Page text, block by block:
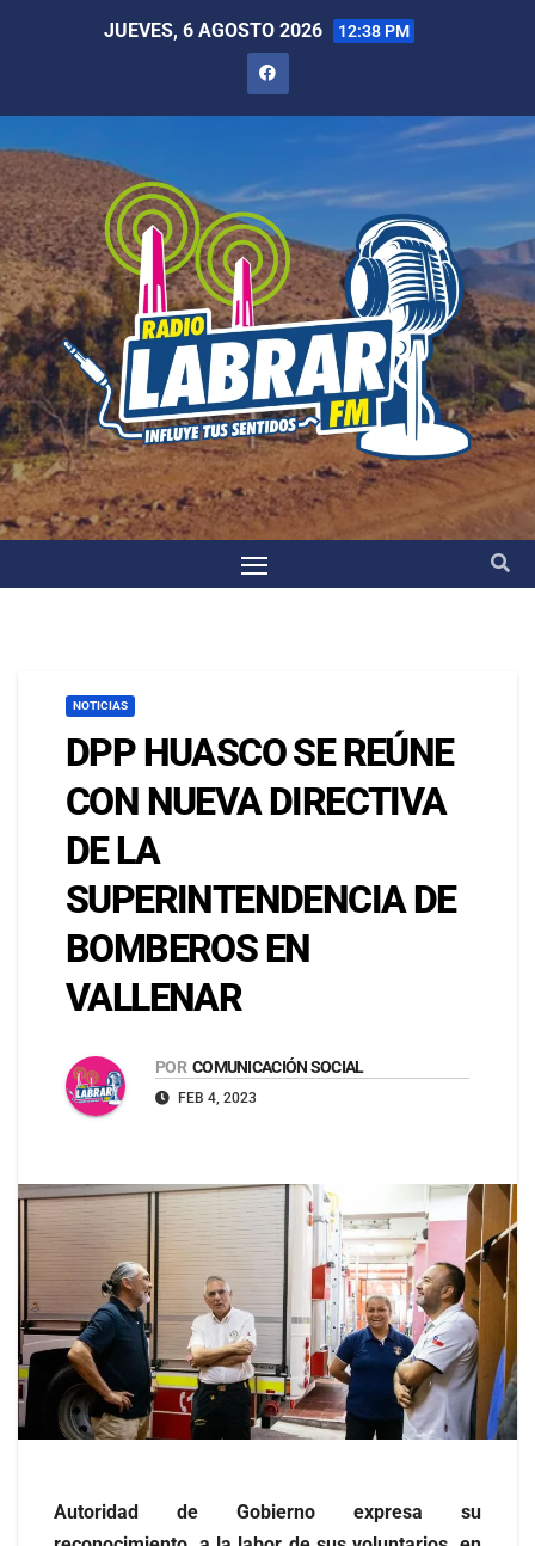
JUEVES, 6 AGOSTO 2026 12:38 PM
NOTICIAS
DPP HUASCO SE REÚNE
CON NUEVA DIRECTIVA
DE LA
SUPERINTENDENCIA DE
BOMBEROS EN
VALLENAR
POR COMUNICACIÓN SOCIAL
FEB 4, 2023
Autoridad de Gobierno expresa su